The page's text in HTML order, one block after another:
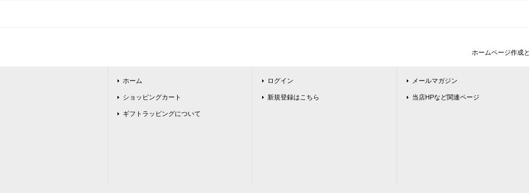
ホームページ作成
ホーム
ショッピングカート
ギフトラッピングについて
ログイン
新規登録はこちら
メールマガジン
当店HPなど関連ページ